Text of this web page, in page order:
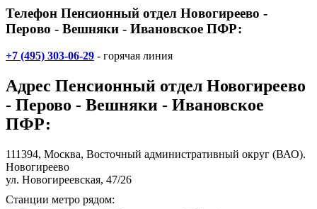
Телефон Пенсионный отдел Новогиреево -
Перово - Вешняки - Ивановское ПФР:
+7 (495) 303-06-29 - горячая линия
Адрес Пенсионный отдел Новогиреево
- Перово - Вешняки - Ивановское
ПФР:
111394, Москва, Восточный административный округ (ВАО).
Новогиреево
ул. Новогиреевская, 47/26
Станции метро рядом: